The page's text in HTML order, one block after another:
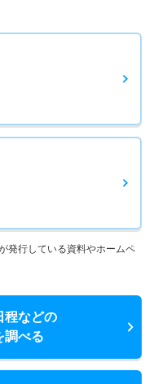
発行している資料やホームペ
程などの
調べる